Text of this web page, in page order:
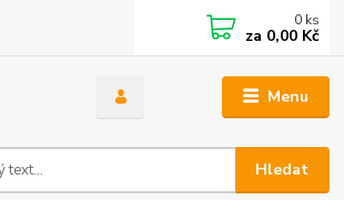
Menu
Hledat
0 ks
za 0,00 Kč